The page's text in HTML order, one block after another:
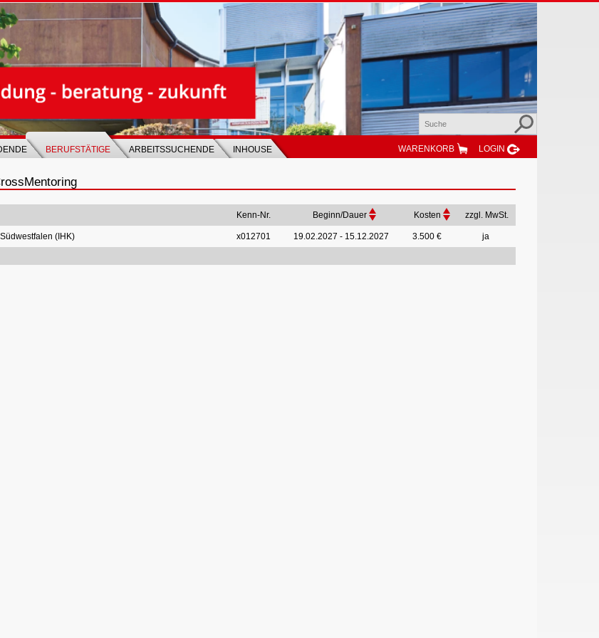
BERUFSTÄTIGE ARBEITSSUCHENDE INHOUSE WARENKORB LOGIN
Kenn-Nr. Beginn/Dauer Kosten zzgl. MwSt.
(IHK) x012701 19.02.2027 - 15.12.2027 3.500 € ja